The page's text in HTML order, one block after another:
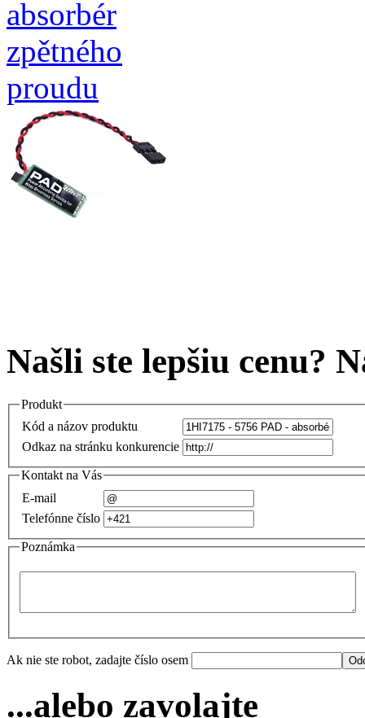
Našli ste lepšiu cenu?
Produkt
Kód a názov produktu
Odkaz na stránku konkurencie
Kontakt na Vás
E-mail
Telefónne číslo
Poznámka
Ak nie ste robot, zadajte číslo osem
...alebo zavolajte